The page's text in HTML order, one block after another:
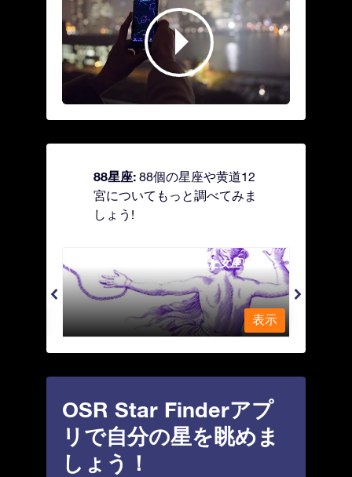
88星座: 88個の星座や黄道12
宮についてもっと調べてみま
しょう!
Andromeda - 鎖で縛られた女座
表示
OSR Star Finderアプ
リで自分の星を眺めま
しょう！